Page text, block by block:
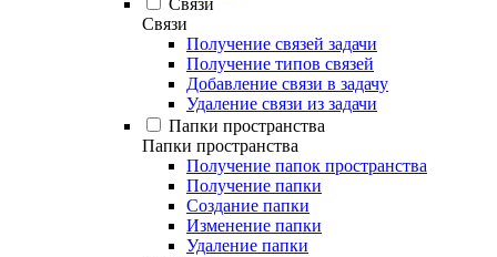
Связи
Связи
Получение связей задачи
Получение типов связей
Добавление связи в задачу
Удаление связи из задачи
Папки пространства
Папки пространства
Получение папок пространства
Получение папки
Создание папки
Изменение папки
Удаление папки